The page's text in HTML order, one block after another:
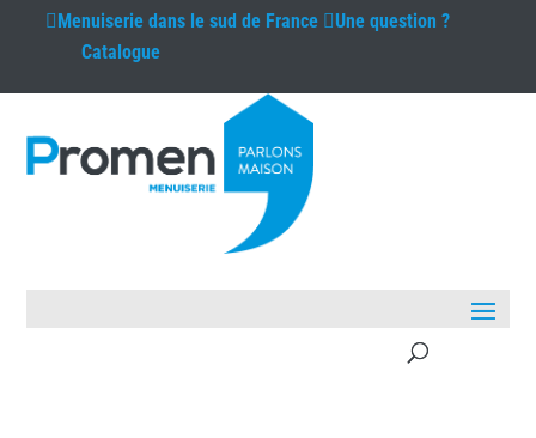
Menuiseriedans le sud de France
Une question ?
Catalogue